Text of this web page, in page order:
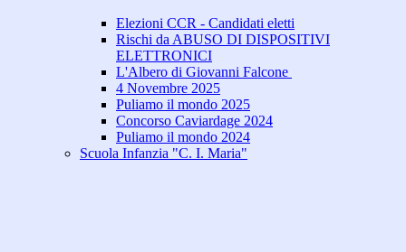
Elezioni CCR - Candidati eletti
Rischi da ABUSO DI DISPOSITIVI
ELETTRONICI
L'Albero di Giovanni Falcone
4 Novembre 2025
Puliamo il mondo 2025
Concorso Caviardage 2024
Puliamo il mondo 2024
Scuola Infanzia "C. I. Maria"